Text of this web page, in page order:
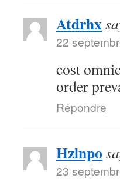
Atdrhx
22
cost
order
Répondre
Hzlnpo
23